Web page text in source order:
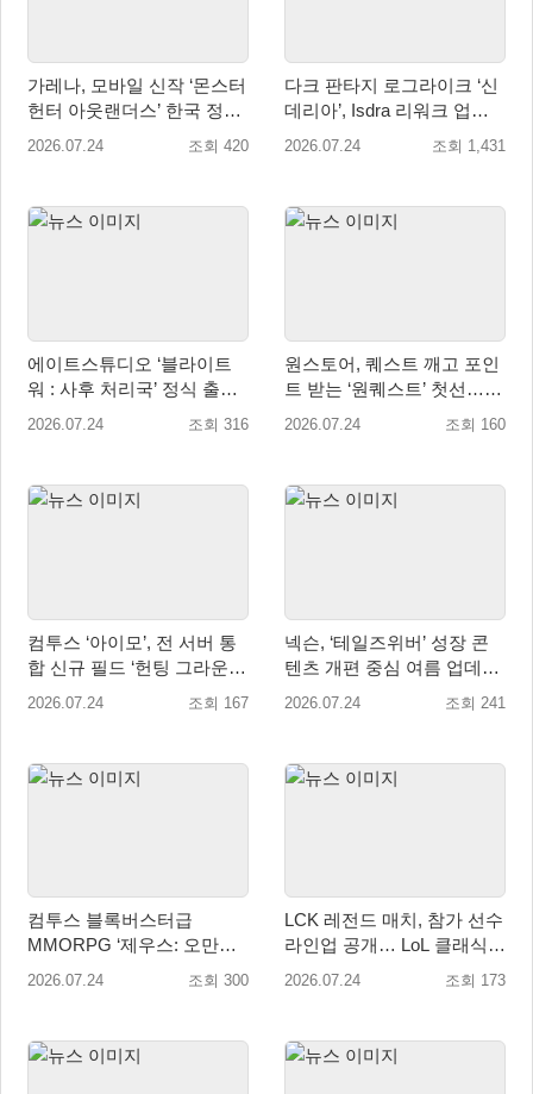
가레나, 모바일 신작 ‘몬스터
헌터 아웃랜더스’ 한국 정식
출시 확정… 사전예약 시작
2026.07.24 조회 420
다크 판타지 로그라이크 ‘신
데리아’, Isdra 리워크 업데
이트 적용… 스팀 20% 할인
2026.07.24 조회 1,431
에이트스튜디오 ‘블라이트
워 : 사후 처리국’ 정식 출
시… 사전예약자 50만 명 달
2026.07.24 조회 316
원스토어, 퀘스트 깨고 포인
트 받는 ‘원퀘스트’ 첫선…
‘프로스트 킹덤’ 대상 이벤트
2026.07.24 조회 160
컴투스 ‘아이모’, 전 서버 통
합 신규 필드 ‘헌팅 그라운
드’ 업데이트 예고
2026.07.24 조회 167
넥슨, ‘테일즈위버’ 성장 콘
텐츠 개편 중심 여름 업데이
트 실시
2026.07.24 조회 241
컴투스 블록버스터급
MMORPG ‘제우스: 오만의
신’, 8월 7일 쇼케이스 개최
2026.07.24 조회 300
LCK 레전드 매치, 참가 선수
라인업 공개… LoL 클래식으
로 맞대결
2026.07.24 조회 173